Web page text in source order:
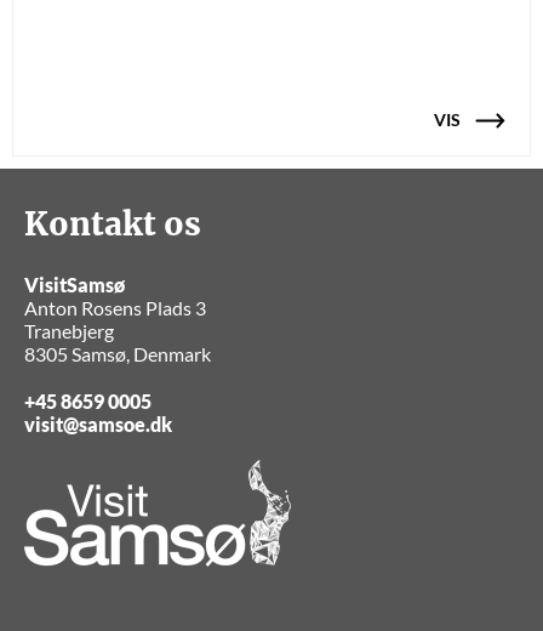
VIS
Kontakt os
VisitSamsø
Anton Rosens Plads 3
Tranebjerg
8305 Samsø, Denmark
+45 8659 0005
visit@samsoe.dk